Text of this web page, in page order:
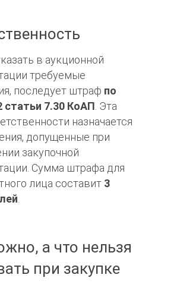
в аукционной
требуемые
последует штраф по
статьи 7.30 КоАП. Эта
назначается
допущенные при
закупочной
Сумма штрафа для
лица составит 3
.
а что нельзя
при закупке